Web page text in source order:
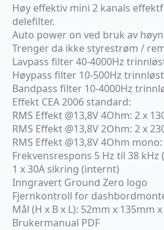
Høy effektiv mini 2 kanals
delefilter.
Auto power on ved bruk av
Trenger da ikke styrestrøm /
Lavpass filter 40-4000Hz
Høypass filter 10-500Hz
Bandpass filter 10-4000Hz
Effekt CEA 2006 standard:
RMS Effekt @13,8V 4Ohm: 2 x
RMS Effekt @13,8V 2Ohm: 2 x
RMS Effekt @13,8V 4Ohm
Frekvensrespons 5 Hz til 38 kHz
1 x 30A sikring (internt)
Inngravert Ground Zero logo
Fjernkontroll for
Mål (H x B x L): 52mm x 135mm
Brukermanual PDF